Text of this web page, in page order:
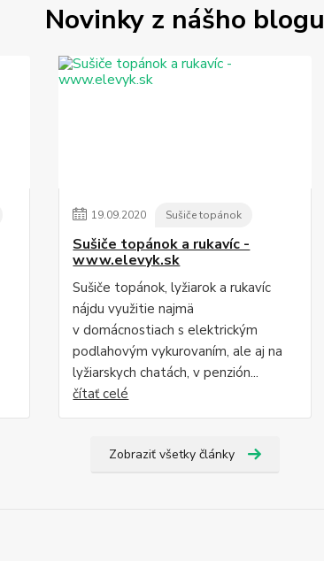
Novinky z nášho blogu
19.09.2020 Sušiče topánok
Sušiče topánok a rukavíc -
www.elevyk.sk
Sušiče topánok, lyžiarok a rukavíc
nájdu využitie najmä
v domácnostiach s elektrickým
podlahovým vykurovaním, ale aj na
lyžiarskych chatách, v penzión...
čítať celé
Zobraziť všetky články